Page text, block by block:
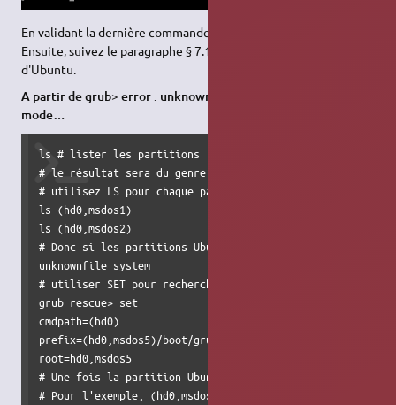
En validant la dernière commande, Ubuntu va alors démarrer.
Ensuite, suivez le paragraphe § 7.1.2 pour réparer Grub à partir
d'Ubuntu.
A partir de grub> error : unknownfile system Entering rescue
mode…
ls # lister les partitions
# le résultat sera du genre : (hd0) (hd0,msdos1)
# utilisez LS pour chaque partition afin d'identifier
ls (hd0,msdos1)
ls (hd0,msdos2)
# Donc si les partitions Ubuntu donnent un résultat du
unknownfile system
# utiliser SET pour rechercher le chemin qui devrait
grub rescue> set
cmdpath=(hd0)
prefix=(hd0,msdos5)/boot/grub
root=hd0,msdos5
# Une fois la partition Ubuntu trouvée, tapez ces
# Pour l'exemple, (hd0,msdos5)